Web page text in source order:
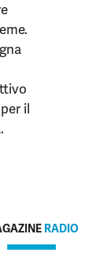
il
RADIO